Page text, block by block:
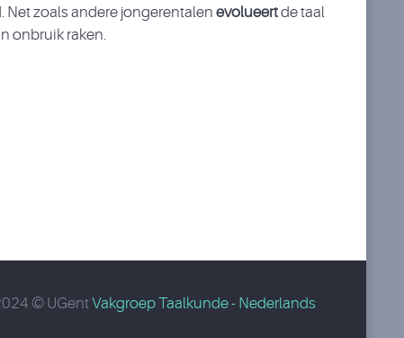
zoals andere jongerentalen evolueertde taal
onbruik raken.
© UGentVakgroep Taalkunde - Nederlands